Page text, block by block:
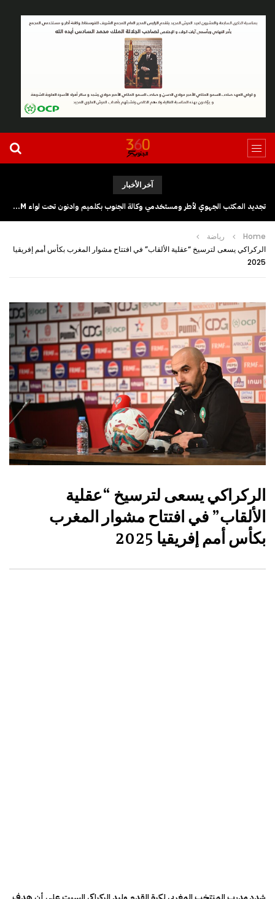
آخر الأخبار
تجديد المكتب الجهوي لأطر ومستخدمي وكالة الجنوب بكلميم وادنون تحت لواء UGTM
Home
رياضة
الركراكي يسعى لترسيخ “عقلية الألقاب” في افتتاح مشوار المغرب بكأس أمم إفريقيا
2025
الركراكي يسعى لترسيخ “عقلية
الألقاب” في افتتاح مشوار المغرب
بكأس أمم إفريقيا 2025